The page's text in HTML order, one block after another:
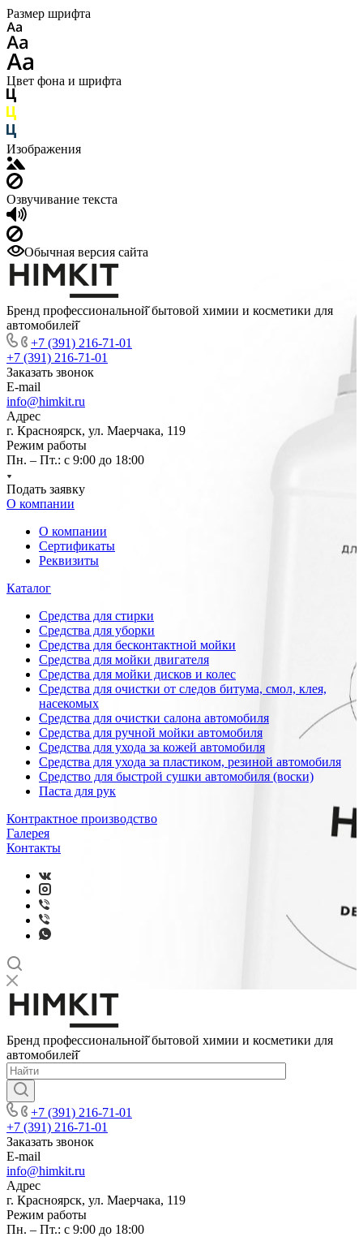
Размер шрифта
Цвет фона и шрифта
Изображения
Озвучивание текста
Обычная версия сайта
Бренд профессиональной̆ бытовой химии и косметики для
автомобилей̆
+7 (391) 216-71-01
+7 (391) 216-71-01
Заказать звонок
E-mail
info@himkit.ru
Адрес
г. Красноярск, ул. Маерчака, 119
Режим работы
Пн. – Пт.: с 9:00 до 18:00
Подать заявку
О компании
О компании
Сертификаты
Реквизиты
Каталог
Средства для стирки
Средства для уборки
Средства для бесконтактной мойки
Средства для мойки двигателя
Средства для мойки дисков и колес
Средства для очистки от следов битума, смол, клея,
насекомых
Средства для очистки салона автомобиля
Средства для ручной мойки автомобиля
Средства для ухода за кожей автомобиля
Средства для ухода за пластиком, резиной автомобиля
Средство для быстрой сушки автомобиля (воски)
Паста для рук
Контрактное производство
Галерея
Контакты
Бренд профессиональной̆ бытовой химии и косметики для
автомобилей̆
+7 (391) 216-71-01
+7 (391) 216-71-01
Заказать звонок
E-mail
info@himkit.ru
Адрес
г. Красноярск, ул. Маерчака, 119
Режим работы
Пн. – Пт.: с 9:00 до 18:00